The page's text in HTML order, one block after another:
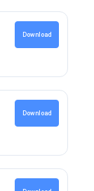
Download
Download